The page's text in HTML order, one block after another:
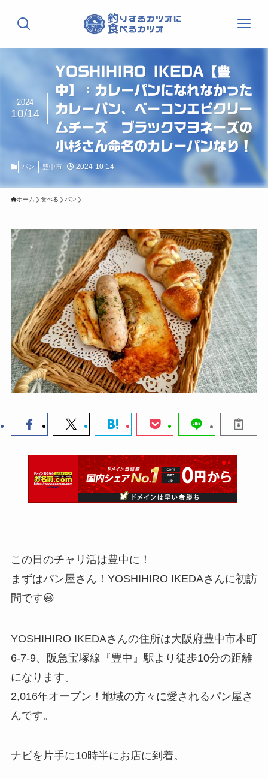
YOSHIHIRO IKEDA【豊
中】：カレーパンになれなかった
カレーパン、ベーコンエピクリー
ムチーズ ブラックマヨネーズの
小杉さん命名のカレーパンなり！
2024
10/14
パン 豊中市 2024-10-14
ホーム 食べる パン
この日のチャリ活は豊中に！
まずはパン屋さん！YOSHIHIRO IKEDAさんに初訪
問です😃
YOSHIHIRO IKEDAさんの住所は大阪府豊中市本町
6-7-9、阪急宝塚線『豊中』駅より徒歩10分の距離
になります。
2,016年オープン！地域の方々に愛されるパン屋さ
んです。
ナビを片手に10時半にお店に到着。